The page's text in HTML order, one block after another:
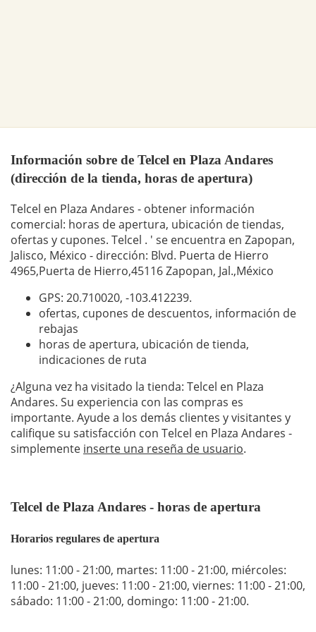
Información sobre de Telcel en Plaza Andares
(dirección de la tienda, horas de apertura)
Telcel en Plaza Andares - obtener información
comercial: horas de apertura, ubicación de tiendas,
ofertas y cupones. Telcel . ' se encuentra en Zapopan,
Jalisco, México - dirección: Blvd. Puerta de Hierro
4965,Puerta de Hierro,45116 Zapopan, Jal.,México
GPS: 20.710020, -103.412239.
ofertas, cupones de descuentos, información de
rebajas
horas de apertura, ubicación de tienda,
indicaciones de ruta
¿Alguna vez ha visitado la tienda: Telcel en Plaza
Andares. Su experiencia con las compras es
importante. Ayude a los demás clientes y visitantes y
califique su satisfacción con Telcel en Plaza Andares -
simplemente inserte una reseña de usuario.
Telcel de Plaza Andares - horas de apertura
Horarios regulares de apertura
lunes: 11:00 - 21:00, martes: 11:00 - 21:00, miércoles:
11:00 - 21:00, jueves: 11:00 - 21:00, viernes: 11:00 - 21:00,
sábado: 11:00 - 21:00, domingo: 11:00 - 21:00.